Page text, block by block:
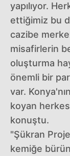
yapılıyor.
ettiğimiz bu
cazibe
misafirlerin
oluşturma
önemli bir
var.
koyan
konuştu.
"Şükran
kemiğe